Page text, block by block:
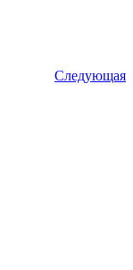
Следующая